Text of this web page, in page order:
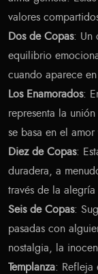
valores
Dos de Copas: Un
equilibrio
cuando aparece
Los Enamorados:
representa la
se basa en el
Diez de Copas:
duradera, a
través de la
Seis de Copas:
pasadas con
nostalgia, la
Templanza: Refleja